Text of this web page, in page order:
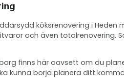
köksrenovering i Heden
och även totalrenovering.
finns här oavsett om du
kunna börja planera ditt